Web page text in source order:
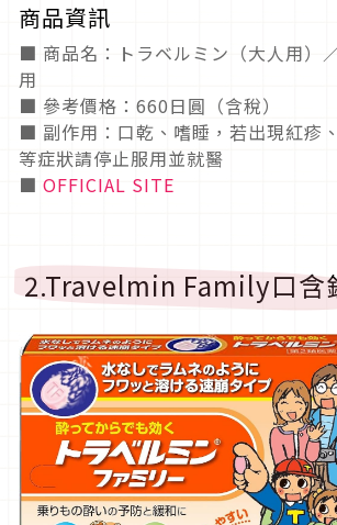
商品資訊
■ 商品名： トラベルミン（大人用）
用
■ 參考價格： 660日圓（含稅）
■ 副作用：口乾、嗜睡，若出現紅疹
等症狀請停止服用並就醫
■ OFFICIAL SITE
2.Travelmin Family口含